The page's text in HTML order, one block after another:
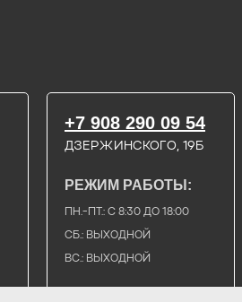
ДЗЕРЖИНСКОГО, 19Б
+7 908 290 09 54
ВС.: ВЫХОДНОЙ
СБ.: ВЫХОДНОЙ
ПН.-ПТ.: С 8:30 ДО 18:00
РЕЖИМ РАБОТЫ: